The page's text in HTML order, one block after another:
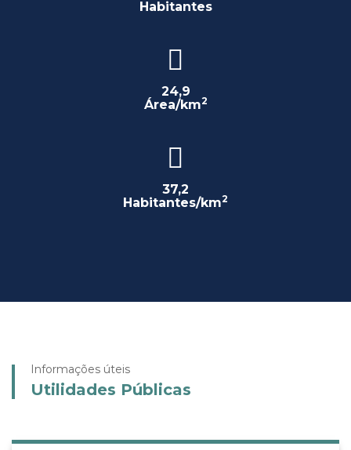
Habitantes
24,9
Área/km2
37,2
Habitantes/km2
Informações úteis
Utilidades Públicas